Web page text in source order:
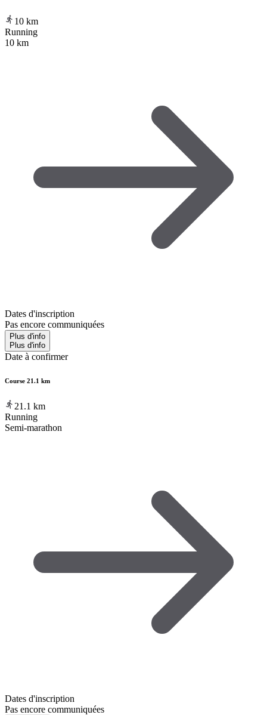
10 km
Running
10 km
Dates d'inscription
Pas encore communiquées
Plus d'info
Plus d'info
Date à confirmer
Course 21.1 km
21.1 km
Running
Semi-marathon
Dates d'inscription
Pas encore communiquées